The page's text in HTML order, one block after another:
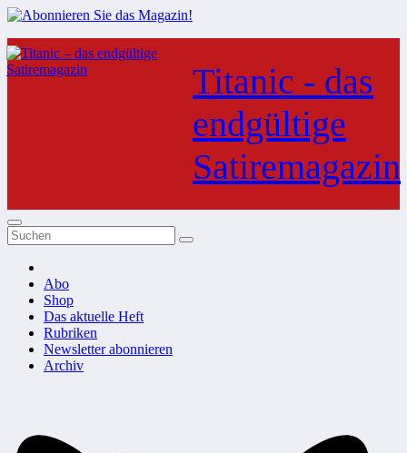
Zum
Inhalt
springen
Titanic - das
endgültige
Satiremagazin
Abo
Shop
Das aktuelle Heft
Rubriken
Newsletter abonnieren
Archiv